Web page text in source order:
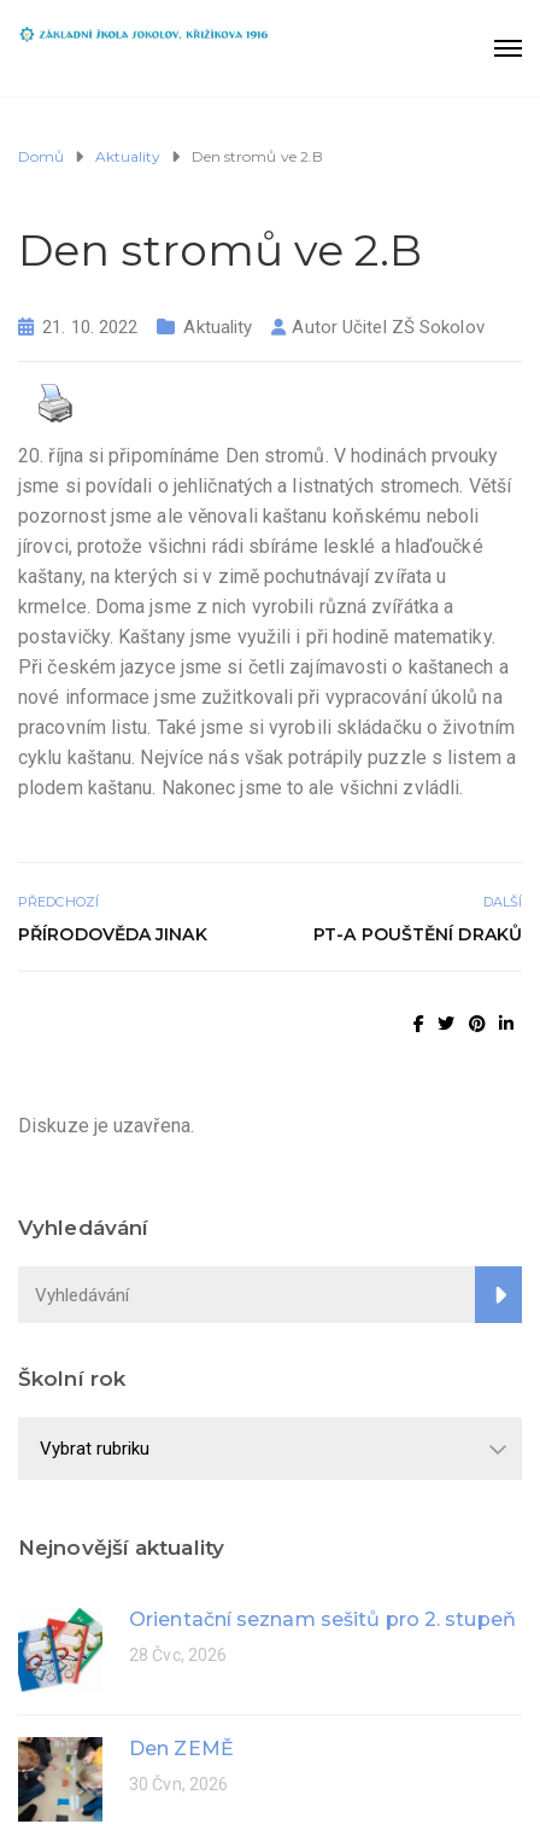
Domů Aktuality Den stromů ve 2.B
Den stromů ve 2.B
21. 10. 2022 Aktuality AutorUčitel ZŠ Sokolov
20. října si připomínáme Den stromů. V hodinách prvouky
jsme si povídali o jehličnatých a listnatých stromech. Větší
pozornost jsme ale věnovali kaštanu koňskému neboli
jírovci, protože všichni rádi sbíráme lesklé a hlaďoučké
kaštany, na kterých si v zimě pochutnávají zvířata u
krmelce. Doma jsme z nich vyrobili různá zvířátka a
postavičky. Kaštany jsme využili i při hodině matematiky.
Při českém jazyce jsme si četli zajímavosti o kaštanech a
nové informace jsme zužitkovali při vypracování úkolů na
pracovním listu. Také jsme si vyrobili skládačku o životním
cyklu kaštanu. Nejvíce nás však potrápily puzzle s listem a
plodem kaštanu. Nakonec jsme to ale všichni zvládli.
PŘEDCHOZÍ
PŘÍRODOVĚDA JINAK
DALŠÍ
PT-A POUŠTĚNÍ DRAKŮ
Diskuze je uzavřena.
Vyhledávání
Školní rok
Nejnovější aktuality
Orientační seznam sešitů pro 2. stupeň
28 Čvc, 2026
Den ZEMĚ
30 Čvn, 2026